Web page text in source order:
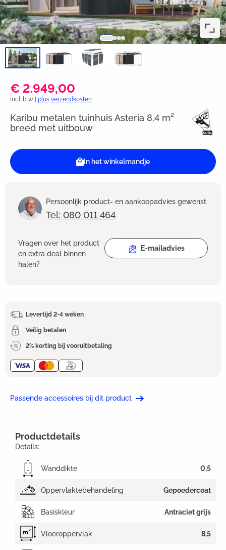
€ 2.949,00
incl. btw | plus verzendkosten
Karibu metalen tuinhuis Asteria 8,4 m²
breed met uitbouw
In het winkelmandje
Persoonlijk product- en aankoopadvies gewenst
Tel: 080 011 464
Vragen over het product
en extra deal binnen
halen?
E-mailadvies
Levertijd 2-4 weken
Veilig betalen
2% korting bij vooruitbetaling
Passende accessoires bij dit product
Productdetails
Details:
Wanddikte 0,5
Oppervlaktebehandeling Gepoedercoat
Basiskleur Antraciet grijs
Vloeroppervlak 8,5